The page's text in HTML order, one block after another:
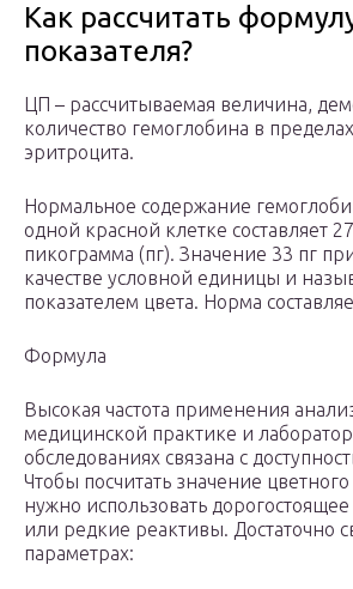
Как рассчитать
показателя?
ЦП – рассчитываемая величина,
количество гемоглобина в
эритроцита.
Нормальное содержание
одной красной клетке составляет
пикограмма (пг). Значение 33 пг
качестве условной единицы и
показателем цвета. Норма
Формула
Высокая частота применения
медицинской практике и
обследованиях связана с
Чтобы посчитать значение
нужно использовать
или редкие реактивы. Достаточно
параметрах: